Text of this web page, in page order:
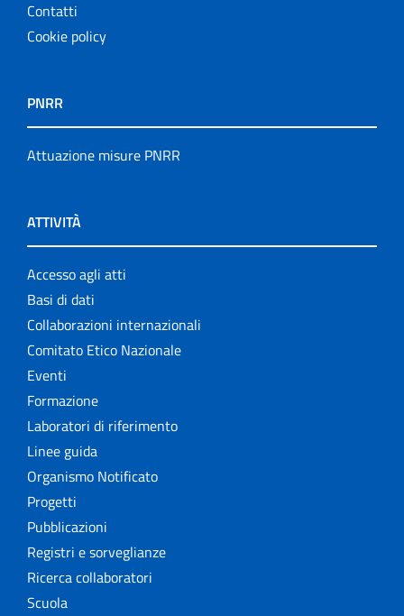
Contatti
Cookie policy
PNRR
Attuazione misure PNRR
ATTIVITÀ
Accesso agli atti
Basi di dati
Collaborazioni internazionali
Comitato Etico Nazionale
Eventi
Formazione
Laboratori di riferimento
Linee guida
Organismo Notificato
Progetti
Pubblicazioni
Registri e sorveglianze
Ricerca collaboratori
Scuola